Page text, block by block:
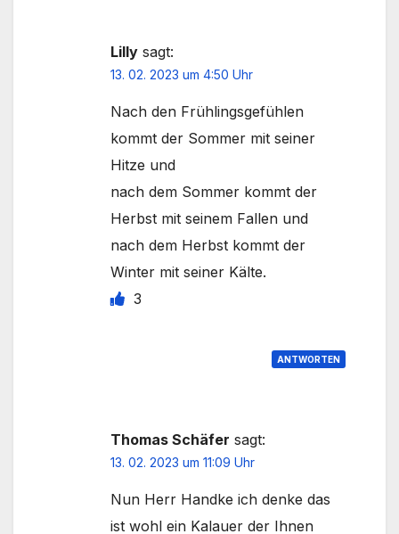
Lilly sagt:
13. 02. 2023 um 4:50 Uhr
Nach den Frühlingsgefühlen
kommt der Sommer mit seiner
Hitze und
nach dem Sommer kommt der
Herbst mit seinem Fallen und
nach dem Herbst kommt der
Winter mit seiner Kälte.
3
ANTWORTEN
Thomas Schäfer sagt:
13. 02. 2023 um 11:09 Uhr
Nun Herr Handke ich denke das
ist wohl ein Kalauer der Ihnen